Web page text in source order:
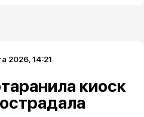
2026, 14:21
киоск